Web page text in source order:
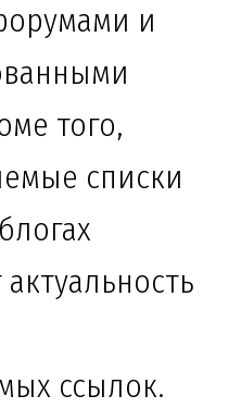
и
того,
списки
ссылок.